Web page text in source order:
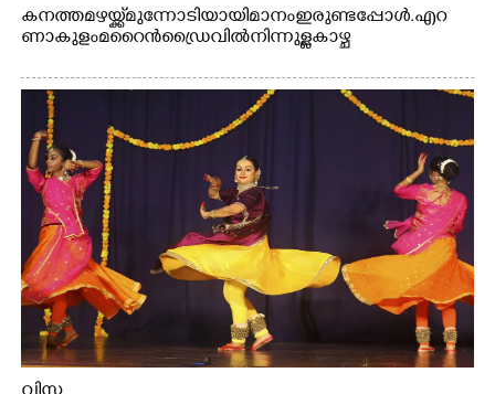
കനത്ത മഴയ്ക്ക് മുന്നോടിയായി മാനം ഇരുണ്ടപ്പോൾ. എറ
ണാകുളം മറൈൻഡ്രൈവിൽ നിന്നുള്ള കാഴ്ച